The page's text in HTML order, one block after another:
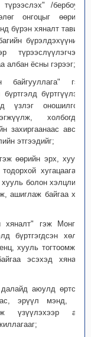
/бербоут-
онгоцыг өөрийн
бүрэн хяналт тавих,
бүрэлдэхүүнийг
түрээслүүлэгчээс
албан ёсны гэрээг;
байгууллага" гэж
бүртгүүлэх,
үзлэг оношилгоо,
холбогдох
захиргаанаас авсан
этгээдийг;
өөрийн эрх, хууль
хугацаагаар
болон хэлцлийн
ашиглаж байгаа хүн
гэж Монгол
бүртгэгдсэн хөлөг
хууль тогтоомжид
эсэхэд хяналт
аюулд өртсөн
эрүүл мэнд, эд
үзүүлэхээр авч